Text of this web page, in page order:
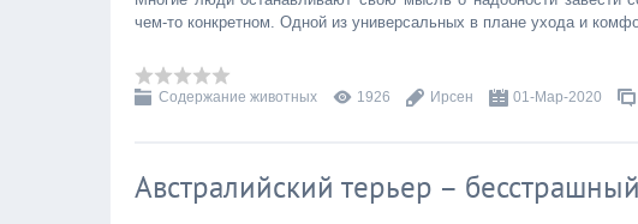
чем-то конкретном. Одной из универсальных в плане ухода и
Содержание животных 1926 Ирсен 01-Мар-2020
Австралийский терьер –